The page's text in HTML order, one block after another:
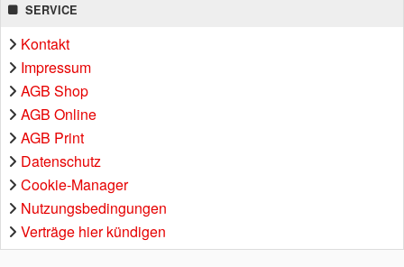
SERVICE
Kontakt
Impressum
AGB Shop
AGB Online
AGB Print
Datenschutz
Cookie-Manager
Nutzungsbedingungen
Verträge hier kündigen